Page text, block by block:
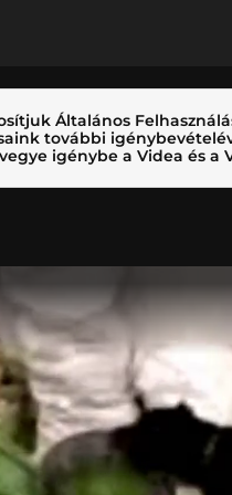
Általános
további
igénybe a Videa és a